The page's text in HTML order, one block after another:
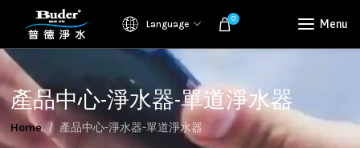
Language 0 Menu
產品中心-淨水器-單道淨水器
Home 產品中心-淨水器-單道淨水器